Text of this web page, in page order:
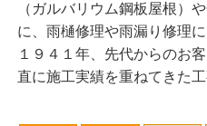
（ガルバリウム鋼板屋根）
に、雨樋修理や雨漏り修理
１９４１年、先代からのお
直に施工実績を重ねてきた工